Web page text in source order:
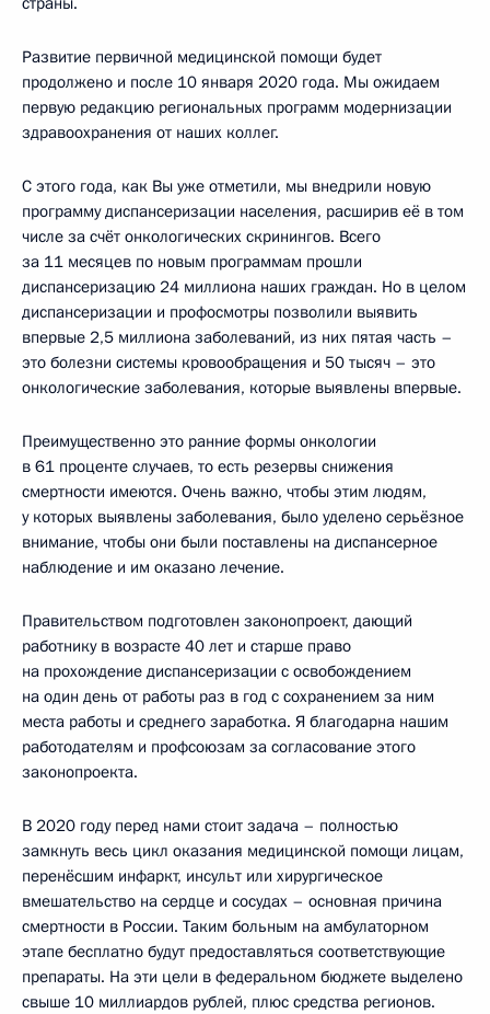
Развитие первичной медицинской помощи будет
продолжено и после 10 января 2020 года. Мы ожидаем
первую редакцию региональных программ модернизации
здравоохранения от наших коллег.
С этого года, как Вы уже отметили, мы внедрили новую
программу диспансеризации населения, расширив её в том
числе за счёт онкологических скринингов. Всего
за 11 месяцев по новым программам прошли
диспансеризацию 24 миллиона наших граждан. Но в целом
диспансеризации и профосмотры позволили выявить
впервые 2,5 миллиона заболеваний, из них пятая часть –
это болезни системы кровообращения и 50 тысяч – это
онкологические заболевания, которые выявлены впервые.
Преимущественно это ранние формы онкологии
в 61 проценте случаев, то есть резервы снижения
смертности имеются. Очень важно, чтобы этим людям,
у которых выявлены заболевания, было уделено серьёзное
внимание, чтобы они были поставлены на диспансерное
наблюдение и им оказано лечение.
Правительством подготовлен законопроект, дающий
работнику в возрасте 40 лет и старше право
на прохождение диспансеризации с освобождением
на один день от работы раз в год с сохранением за ним
места работы и среднего заработка. Я благодарна нашим
работодателям и профсоюзам за согласование этого
законопроекта.
В 2020 году перед нами стоит задача – полностью
замкнуть весь цикл оказания медицинской помощи лицам,
перенёсшим инфаркт, инсульт или хирургическое
вмешательство на сердце и сосудах – основная причина
смертности в России. Таким больным на амбулаторном
этапе бесплатно будут предоставляться соответствующие
препараты. На эти цели в федеральном бюджете выделено
свыше 10 миллиардов рублей, плюс средства регионов.